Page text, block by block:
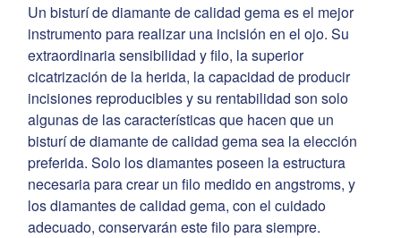
Un bisturí de diamante de calidad gema es el mejor
instrumento para realizar una incisión en el ojo. Su
extraordinaria sensibilidad y filo, la superior
cicatrización de la herida, la capacidad de producir
incisiones reproducibles y su rentabilidad son solo
algunas de las características que hacen que un
bisturí de diamante de calidad gema sea la elección
preferida. Solo los diamantes poseen la estructura
necesaria para crear un filo medido en angstroms, y
los diamantes de calidad gema, con el cuidado
adecuado, conservarán este filo para siempre.